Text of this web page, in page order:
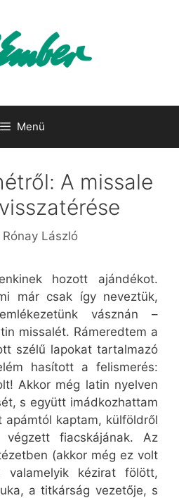
Menü
A missale
Rónay László
hozott ajándékot.
már csak így neveztük,
vásznán –
missalét. Rámeredtem a
szélű lapokat tartalmazó
hasított a felismerés:
Akkor még latin nyelven
s együtt imádkozhattam
apámtól kaptam, külföldről
fiacskájának. Az
(akkor még ez volt
valamelyik kézirat fölött,
a titkárság vezetője, s